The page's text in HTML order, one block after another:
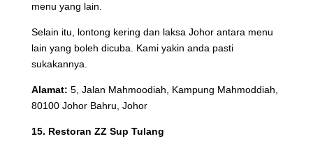
menu yang lain.
Selain itu, lontong kering dan laksa Johor antara menu
lain yang boleh dicuba. Kami yakin anda pasti
sukakannya.
Alamat: 5, Jalan Mahmoodiah, Kampung Mahmoddiah,
80100 Johor Bahru, Johor
15. Restoran ZZ Sup Tulang